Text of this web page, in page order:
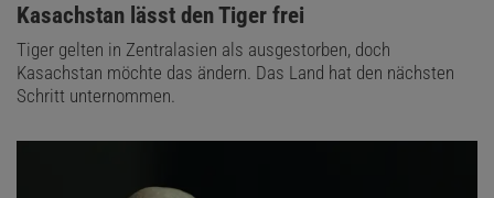
:
Kasachstan lässt den Tiger frei
Tiger gelten in Zentralasien als ausgestorben, doch
Kasachstan möchte das ändern. Das Land hat den nächsten
Schritt unternommen.